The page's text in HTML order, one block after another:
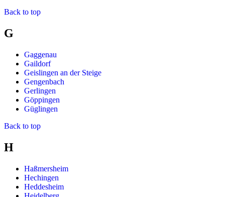
Back to top
G
Gaggenau
Gaildorf
Geislingen an der Steige
Gengenbach
Gerlingen
Göppingen
Güglingen
Back to top
H
Haßmersheim
Hechingen
Heddesheim